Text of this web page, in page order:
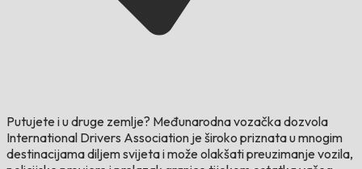
Putujete i u druge zemlje? Međunarodna vozačka dozvola
International Drivers Association je široko priznata u mnogim
destinacijama diljem svijeta i može olakšati preuzimanje vozila,